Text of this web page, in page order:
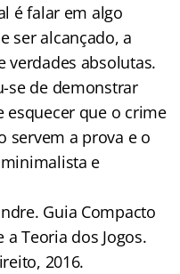
é falar em algo
ser alcançado, a
verdades absolutas.
se de demonstrar
esquecer que o crime
servem a prova e o
e
Guia Compacto
Teoria dos Jogos.
2016.